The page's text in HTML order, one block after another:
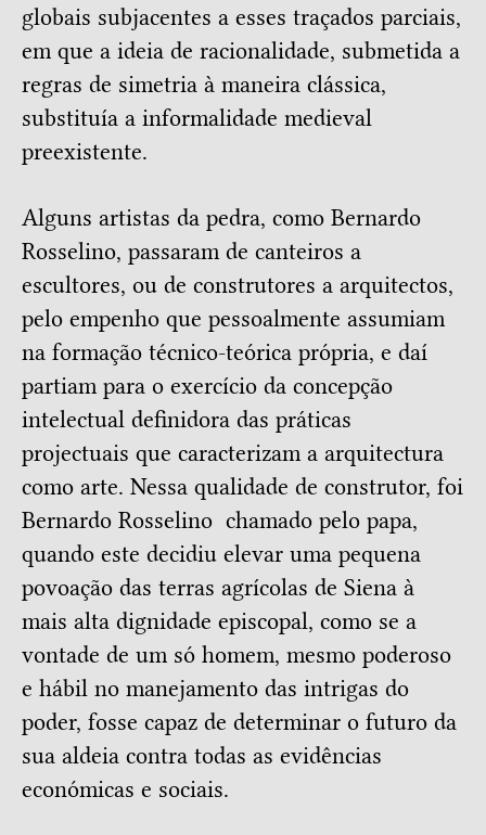
globais subjacentes a esses traçados parciais,
em que a ideia de racionalidade, submetida a
regras de simetria à maneira clássica,
substituía a informalidade medieval
preexistente.
Alguns artistas da pedra, como Bernardo
Rosselino, passaram de canteiros a
escultores, ou de construtores a arquitectos,
pelo empenho que pessoalmente assumiam
na formação técnico-teórica própria, e daí
partiam para o exercício da concepção
intelectual definidora das práticas
projectuais que caracterizam a arquitectura
como arte. Nessa qualidade de construtor, foi
Bernardo Rosselino chamado pelo papa,
quando este decidiu elevar uma pequena
povoação das terras agrícolas de Siena à
mais alta dignidade episcopal, como se a
vontade de um só homem, mesmo poderoso
e hábil no manejamento das intrigas do
poder, fosse capaz de determinar o futuro da
sua aldeia contra todas as evidências
económicas e sociais.